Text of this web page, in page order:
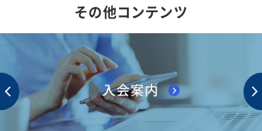
その他コンテンツ